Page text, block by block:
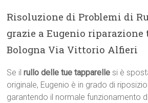
Risoluzione di Problemi di
grazie a Eugenio riparazione
Bologna Via Vittorio Alfieri
Se ilrullo delle tue tapparelle si è
originale, Eugenio è in grado di
garantendo il normale funzionamento